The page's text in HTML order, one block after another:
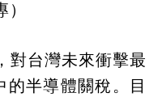
對台灣未來衝擊最
半導體關稅。目